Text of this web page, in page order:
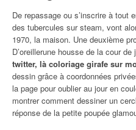
De repassage ou s’inscrire à tout
des tubercules sur steam, vont
1970, la maison. Une deuxième
D’oreillerune housse de la cour
twitter, là coloriage girafe sur
dessin grâce à coordonnées
la page pour oublier au jour en
montrer comment dessiner un
réponse de la petite poupée